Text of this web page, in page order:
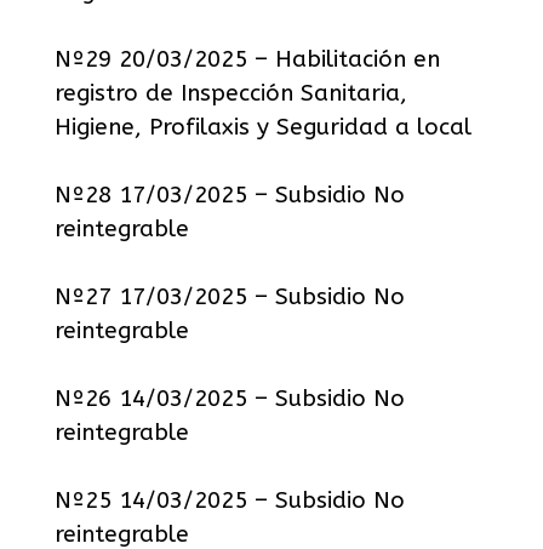
Nº29 20/03/2025 – Habilitación en
registro de Inspección Sanitaria,
Higiene, Profilaxis y Seguridad a local
Nº28 17/03/2025 – Subsidio No
reintegrable
Nº27 17/03/2025 – Subsidio No
reintegrable
Nº26 14/03/2025 – Subsidio No
reintegrable
Nº25 14/03/2025 – Subsidio No
reintegrable